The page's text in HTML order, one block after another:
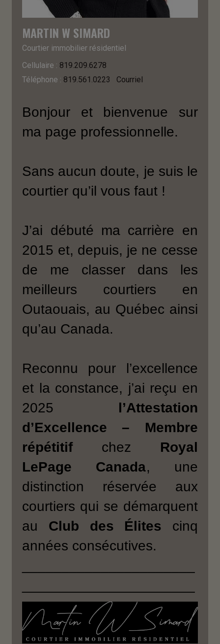
MARTIN W SIMARD
Courtier immobilier résidentiel
Cellulaire : 819.209.6278
Téléphone : 819.561.0223 Courriel
Bonjour et bienvenue sur
ma page professionnelle.
Sans aucun doute, je suis le
courtier qu’il vous faut !
J’ai débuté ma carrière en
2015 et, depuis, je ne cesse
de me classer dans les
meilleurs courtiers en
Outaouais, au Québec ainsi
qu’au Canada.
Reconnu pour l’excellence
et la constance, j’ai reçu en
2025 l’Attestation
d’Excellence – Membre
répétitifchez Royal
LePage Canada, une
distinction réservée aux
courtiers qui se démarquent
au Club des Élites cinq
années consécutives.